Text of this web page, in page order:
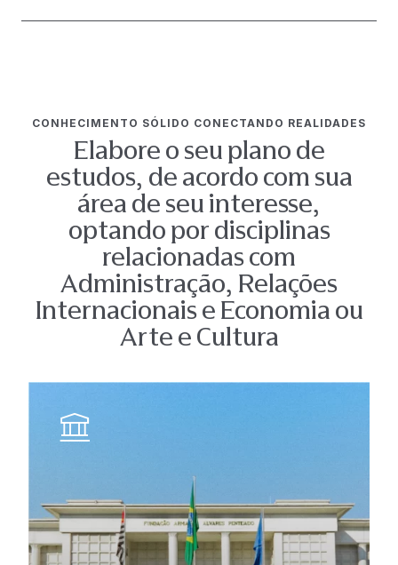
CONHECIMENTO SÓLIDO CONECTANDO REALIDADES
Elabore o seu plano de
estudos, de acordo com sua
área de seu interesse,
optando por disciplinas
relacionadas com
Administração, Relações
Internacionais e Economia ou
Arte e Cultura